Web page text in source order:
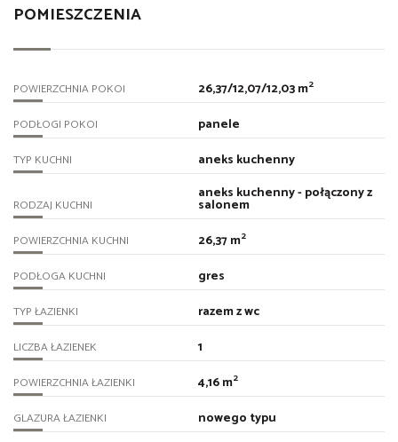
POMIESZCZENIA
POWIERZCHNIA POKOI 26,37/12,07/12,03 m2
PODŁOGI POKOI panele
TYP KUCHNI aneks kuchenny
RODZAJ KUCHNI
aneks kuchenny - połączony z
salonem
POWIERZCHNIA KUCHNI 26,37 m2
PODŁOGA KUCHNI gres
TYP ŁAZIENKI razem z wc
LICZBA ŁAZIENEK 1
POWIERZCHNIA ŁAZIENKI 4,16 m2
GLAZURA ŁAZIENKI nowego typu